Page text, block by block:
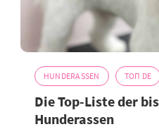
HUNDERASSEN ТОП DE
Die Top-Liste der
Hunderassen